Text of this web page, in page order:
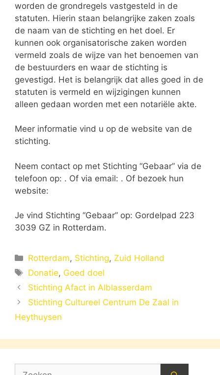
worden de grondregels vastgesteld in de
statuten. Hierin staan belangrijke zaken zoals
de naam van de stichting en het doel. Er
kunnen ook organisatorische zaken worden
vermeld zoals de wijze van het benoemen van
de bestuurders en waar de stichting is
gevestigd. Het is belangrijk dat alles goed in de
statuten is vermeld en wijzigingen kunnen
alleen gedaan worden met een notariële akte.
Meer informatie vind u op de website van de
stichting.
Neem contact op met Stichting “Gebaar” via de
telefoon op: . Of via email: . Of bezoek hun
website:
Je vind Stichting “Gebaar” op: Gordelpad 223
3039 GZ in Rotterdam.
Categorieën
Rotterdam, Stichting, Zuid Holland
Tags
Donatie, Goed doel
Stichting Afact in Alblasserdam
Stichting Cultureel Centrum De Zaal in
Heythuysen
Zoek